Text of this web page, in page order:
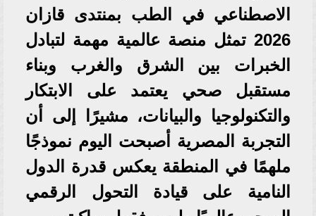
الاصطناعي في الطب بمنتدى قازان
2026 تمثل منصة عالمية مهمة لتبادل
الخبرات بين الشرق والغرب وبناء
مستقبل صحي يعتمد على الابتكار
والتكنولوجيا والبيانات، مشيرًا إلى أن
التجربة المصرية أصبحت اليوم نموذجًا
ملهمًا في المنطقة يعكس قدرة الدول
النامية على قيادة التحول الرقمي